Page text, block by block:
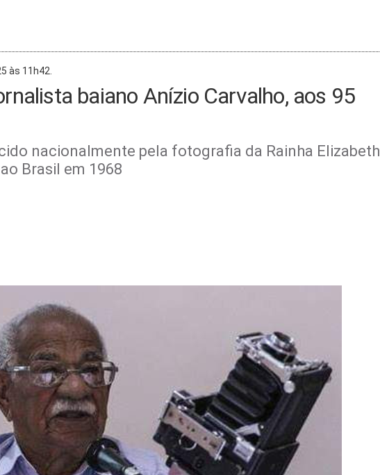
às 11h42.
baiano Anízio Carvalho, aos 95
nacionalmente pela fotografia da Rainha Elizabeth
Brasil em 1968